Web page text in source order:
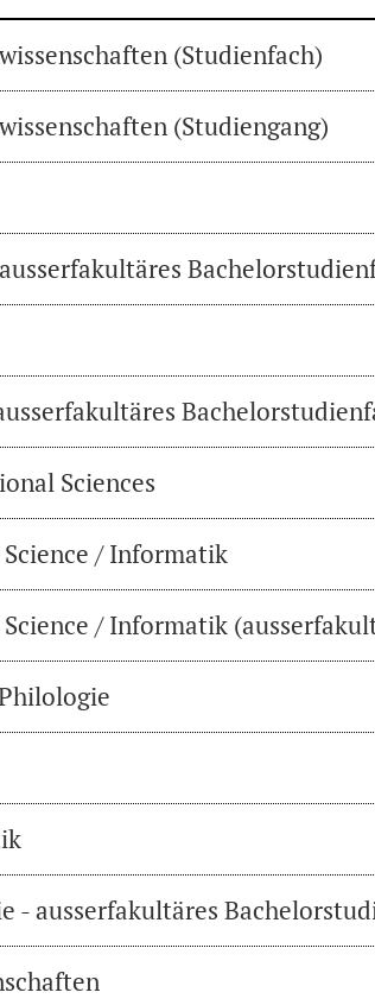
(Studienfach)
(Studiengang)
Sciences
/ Informatik
/ Informatik
- ausserfakultäres